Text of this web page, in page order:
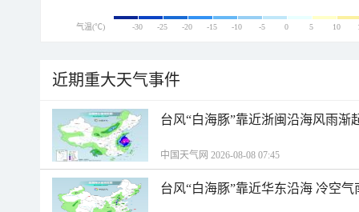
气温(℃) -30 -25 -20 -15 -10 -5 0 5 10
近期重大天气事件
台风“白海豚”靠近浙闽沿海风雨渐
中国天气网 2026-08-08 07:45
台风“白海豚”靠近华东沿海 冷空